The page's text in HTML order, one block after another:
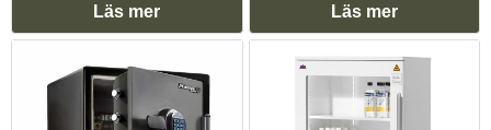
Läs mer Läs mer